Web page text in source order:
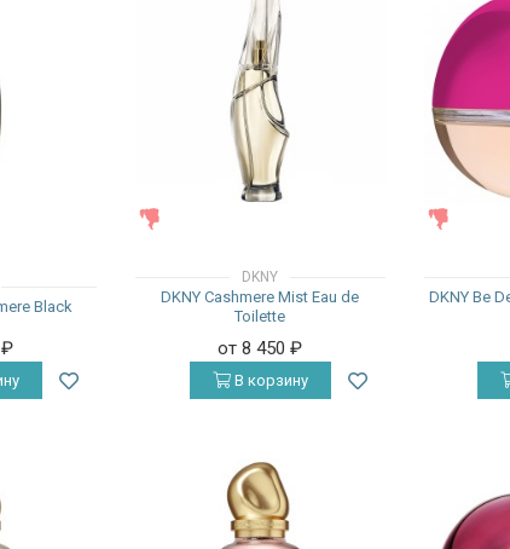
Black
₽
DKNY
DKNY Cashmere Mist Eau de
Toilette
от 8 450₽
В корзину
DKNY Be